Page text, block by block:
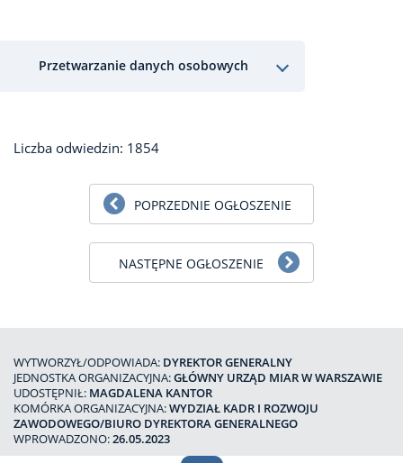
Przetwarzanie danych osobowych
Liczba odwiedzin: 1854
POPRZEDNIE OGŁOSZENIE
NASTĘPNE OGŁOSZENIE
WYTWORZYŁ/ODPOWIADA: DYREKTOR GENERALNY
JEDNOSTKA ORGANIZACYJNA:GŁÓWNY URZĄD MIAR W WARSZAWIE
UDOSTĘPNIŁ: MAGDALENA KANTOR
KOMÓRKA ORGANIZACYJNA:WYDZIAŁ KADR I ROZWOJU
ZAWODOWEGO/BIURO DYREKTORA GENERALNEGO
WPROWADZONO:26.05.2023